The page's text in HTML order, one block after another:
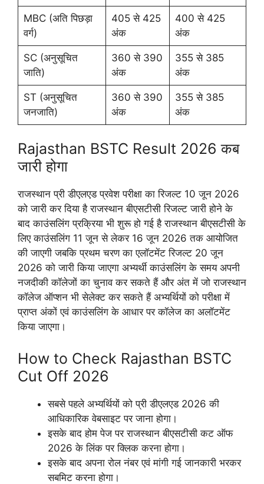
MBC (अति पिछड़ा
वर्ग)
405 से 425
अंक
400 से 425
अंक
SC (अनुसूचित
जाति)
360 से 390
अंक
355 से 385
अंक
ST (अनुसूचित
जनजाति)
360 से 390
अंक
355 से 385
अंक
Rajasthan BSTC Result 2026 कब
जारी होगा
राजस्थान प्री डीएलएड प्रवेश परीक्षा का रिजल्ट 10 जून 2026
को जारी कर दिया है राजस्थान बीएसटीसी रिजल्ट जारी होने के
बाद काउंसलिंग प्रक्रिया भी शुरू हो गई है राजस्थान बीएसटीसी के
लिए काउंसलिंग 11 जून से लेकर 16 जून 2026 तक आयोजित
की जाएगी जबकि प्रथम चरण का एलॉटमेंट रिजल्ट 20 जून
2026 को जारी किया जाएगा अभ्यर्थी काउंसलिंग के समय अपनी
नजदीकी कॉलेजों का चुनाव कर सकते हैं और अंत में जो राजस्थान
कॉलेज ऑप्शन भी सेलेक्ट कर सकते हैं अभ्यर्थियों को परीक्षा में
प्राप्त अंकों एवं काउंसलिंग के आधार पर कॉलेज का अलॉटमेंट
किया जाएगा।
How to Check Rajasthan BSTC
Cut Off 2026
सबसे पहले अभ्यर्थियों को प्री डीएलएड 2026 की
आधिकारिक वेबसाइट पर जाना होगा।
इसके बाद होम पेज पर राजस्थान बीएसटीसी कट ऑफ
2026 के लिंक पर क्लिक करना होगा।
इसके बाद अपना रोल नंबर एवं मांगी गई जानकारी भरकर
सबमिट करना होगा।